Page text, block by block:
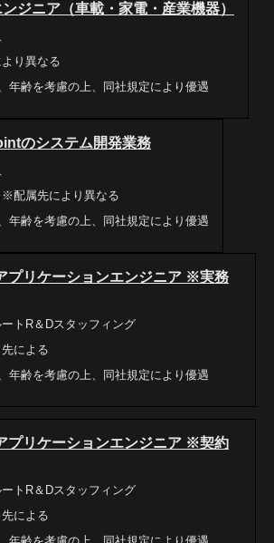
ンジニア（車載・家電・産業機器）
り異なる
年齢を考慮の上、同社規定により優遇
のシステム開発業務
配属先により異なる
年齢を考慮の上、同社規定により優遇
プリケーションエンジニア ※実務
トR＆Dスタッフィング
による
年齢を考慮の上、同社規定により優遇
プリケーションエンジニア ※契約
トR＆Dスタッフィング
による